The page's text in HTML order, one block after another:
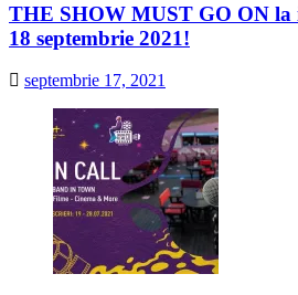
THE SHOW MUST GO ON la
18 septembrie 2021!
septembrie 17, 2021